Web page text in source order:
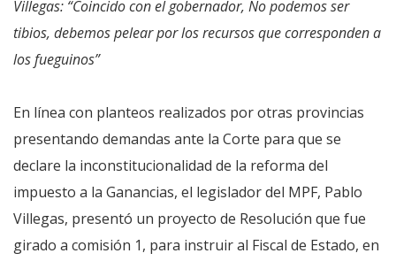
Villegas: “Coincido con el gobernador, No podemos ser
tibios, debemos pelear por los recursos que corresponden a
los fueguinos”
En línea con planteos realizados por otras provincias
presentando demandas ante la Corte para que se
declare la inconstitucionalidad de la reforma del
impuesto a la Ganancias, el legislador del MPF, Pablo
Villegas, presentó un proyecto de Resolución que fue
girado a comisión 1, para instruir al Fiscal de Estado, en